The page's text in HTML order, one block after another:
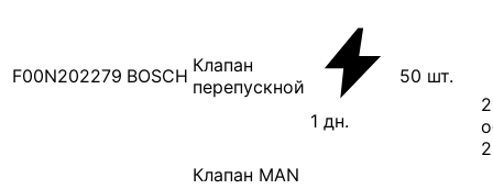
F00N202279 BOSCH Клапан
перепускной
1 дн.
50 шт.
Клапан MAN